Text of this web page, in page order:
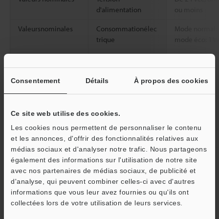
Consentement Détails À propos des cookies
Ce site web utilise des cookies.
Les cookies nous permettent de personnaliser le contenu
et les annonces, d'offrir des fonctionnalités relatives aux
médias sociaux et d'analyser notre trafic. Nous partageons
également des informations sur l'utilisation de notre site
avec nos partenaires de médias sociaux, de publicité et
d'analyse, qui peuvent combiner celles-ci avec d'autres
informations que vous leur avez fournies ou qu'ils ont
collectées lors de votre utilisation de leurs services.
d'alimentation
ou moins
Valeursnominales
Consommationélec
trique
Mode normal:
mode éco: 1
l'environnement
ambiante
De -10 à +55
Matériau Boîtier,
Accessoires Unité
Environ 100 g
*1l’unité d’extension de la série FS-V20 ne peut pas être
raccordée à l’unité principale de la série CZ-V20. Pour raccorder